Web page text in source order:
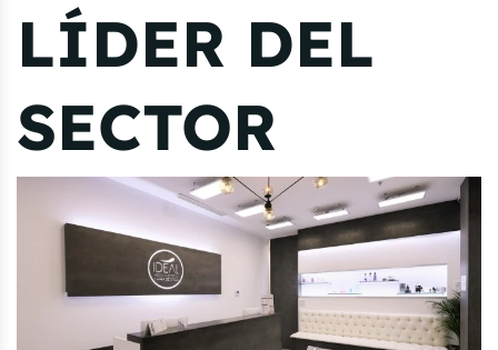
LÍDER DEL
SECTOR